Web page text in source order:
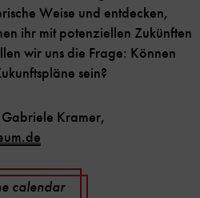
Weise und entdecken,
ihr mit potenziellen Zukünften
wir uns die Frage: Können
sein?
Kramer,
calendar